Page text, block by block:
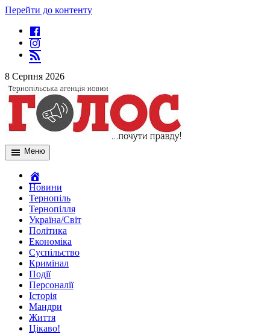
Перейти до контенту
8 Серпня 2026
Меню
Новини
Тернопіль
Тернопілля
Україна/Світ
Політика
Економіка
Суспільство
Кримінал
Події
Персоналії
Історія
Мандри
Життя
Цікаво!